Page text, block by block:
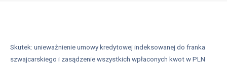
Skutek: unieważnienie umowy kredytowej indeksowanej do franka
szwajcarskiego i zasądzenie wszystkich wpłaconych kwot w PLN